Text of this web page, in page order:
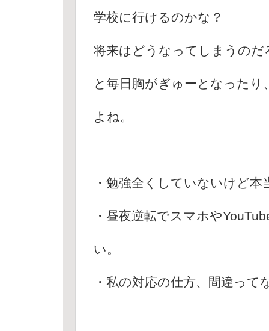
学校に行けるのかな？
将来はどうなってしまうのだ
と毎日胸がぎゅーとなった
よね。
・勉強全くしていないけど
・昼夜逆転でスマホや
い。
・私の対応の仕方、間違っ